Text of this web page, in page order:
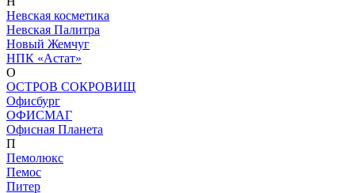
Невская косметика
Невская Палитра
Новый Жемчуг
НПК «Астат»
О
ОСТРОВ СОКРОВИЩ
Офисбург
ОФИСМАГ
Офисная Планета
П
Пемолюкс
Пемос
Питер